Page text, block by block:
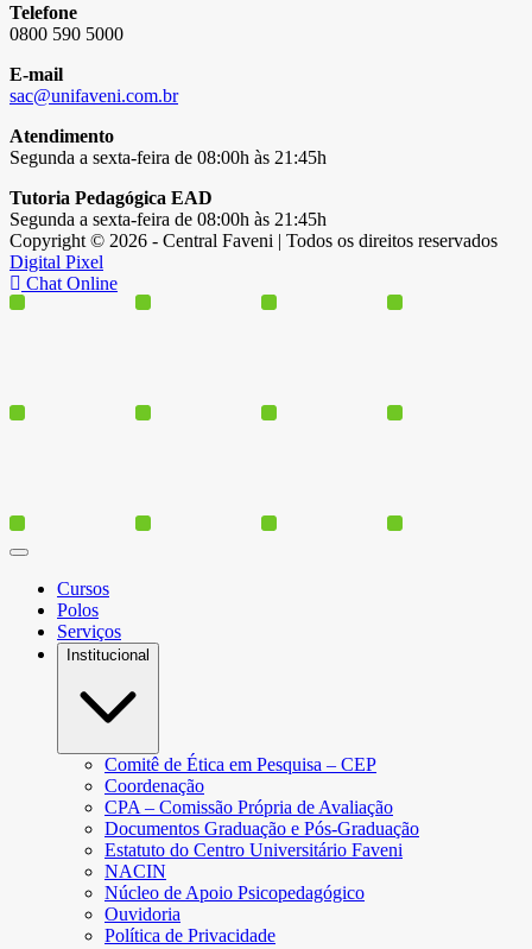
Telefone
0800 590 5000
E-mail
sac@unifaveni.com.br
Atendimento
Segunda a sexta-feira de 08:00h às 21:45h
Tutoria Pedagógica EAD
Segunda a sexta-feira de 08:00h às 21:45h
Copyright © 2026 - Central Faveni | Todos os direitos reservados
Digital Pixel
Chat Online
Cursos
Polos
Serviços
Institucional
Comitê de Ética em Pesquisa – CEP
Coordenação
CPA – Comissão Própria de Avaliação
Documentos Graduação e Pós-Graduação
Estatuto do Centro Universitário Faveni
NACIN
Núcleo de Apoio Psicopedagógico
Ouvidoria
Política de Privacidade